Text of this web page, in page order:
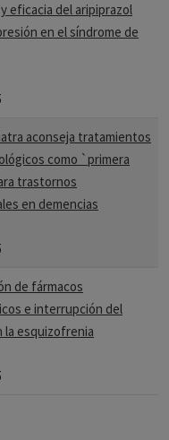
eficacia del aripiprazol
en el síndrome de
aconseja tratamientos
como `primera
trastornos
en demencias
de fármacos
e interrupción del
la esquizofrenia